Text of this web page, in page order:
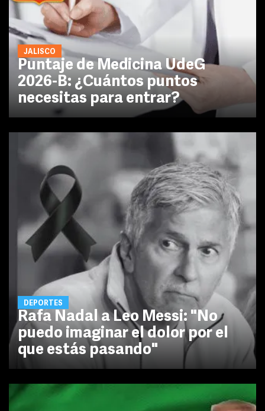
JALISCO
Puntaje de Medicina UdeG
2026-B: ¿Cuántos puntos
necesitas para entrar?
DEPORTES
Rafa Nadal a Leo Messi: "No
puedo imaginar el dolor por el
que estás pasando"